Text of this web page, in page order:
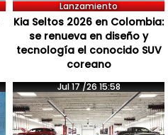
Lanzamiento
Kia Seltos 2026 en Colombia:
se renueva en diseño y
tecnología el conocido SUV
coreano
Jul 17 /26 15:58